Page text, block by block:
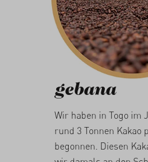
gebana
Wir haben in Togo im
rund 3 Tonnen Kakao
begonnen. Diesen